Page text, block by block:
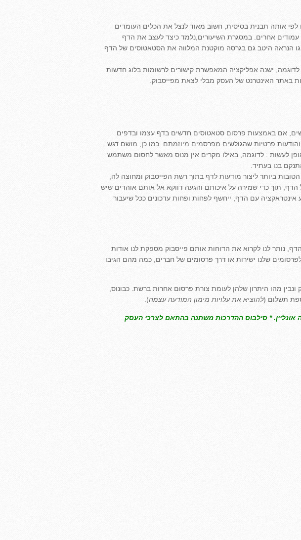
לפי אותה תבנית בסיסית, חשוב מאוד לנצל את הכלים העומדים
אחרים. במסגרת השיעורים,נלמד כיצד לעצב את הדף
הנראה היטב גם בגרסה מוקטנת המלווה את הסטאטוסים של הדף
לדוגמה, ישנה אפליקציה המאפשרת קישורים לרשומות בלוג חדשות
באתר האינטרנט של העסק מבלי לצאת מפייסבוק.
אם באמצעות פרסום סטאטוסים חדשים בדף עצמו ובדפים
פרטיות שהגולשים מפרסמים מיוזמתם. כמו כן, מושם דגש
לעשות : לדוגמה, באילו מקרים אין מנוס מאשר לחסום משתמש
בנו בעתיד.
ביותר ליצור מודעות לדף בתוך רשת הפייסבוק ומחוצה לה,
תוך כדי שמירה על איכותם והגעה דווקא אל אותם אוהדים שיש
עם הדף, ייחשף לפחות ופחות עדכונים ככל שיעבור
נותר לנו לקרוא את הדוחות אותם פייסבוק מספקת לנו אודות
שלנו ישירות או דרך פרסומים של חברים, כמה מהם הגיבו
מהו היתרון שלהן לעומת צורת פרסום אחרות ברשת. כבונוס,
תשלום (להוציא את עלויות מימון המודעה עצמה).
אונליין. * סילבוס ההדרכות משתנה בהתאם לצרכי העסק